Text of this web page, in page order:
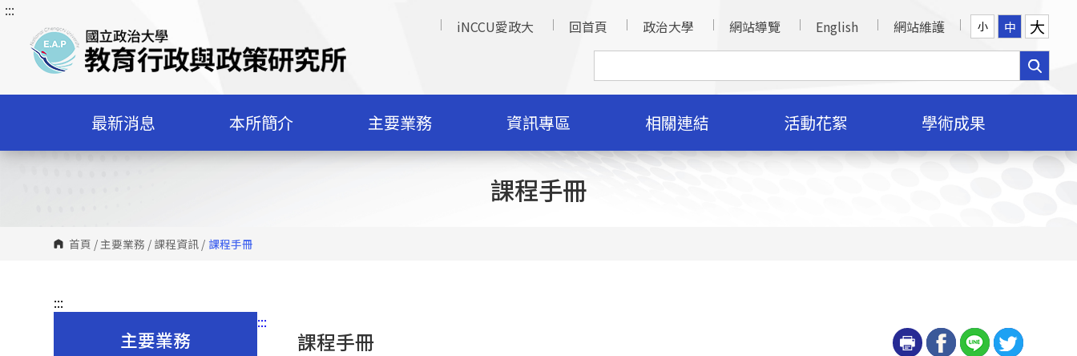
跳
內
塊
:::
iNCCU愛政大
回首頁 政治大學 網站導覽 English 網站維護 小 中 大
最新消息 本所簡介 主要業務 資訊專區 相關連結 活動花絮 學術成果
課程手冊
首頁 /主要業務 / 課程資訊 / 課程手冊
:::
主要業務
:::
課程手冊